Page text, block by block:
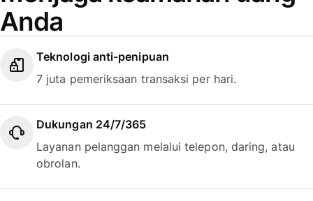
Anda
Teknologi anti-penipuan
7 juta pemeriksaan transaksi per hari.
Dukungan 24/7/365
Layanan pelanggan melalui telepon, daring, atau
obrolan.